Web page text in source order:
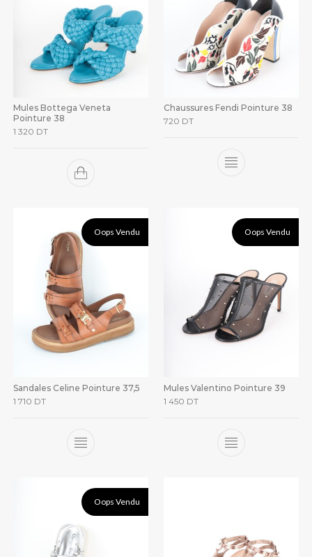
Mules Bottega Veneta
Pointure 38
1 320 DT
Chaussures Fendi Pointure 38
720 DT
Oops Vendu
Sandales Celine Pointure 37,5
1 710 DT
Oops Vendu
Mules Valentino Pointure 39
1 450 DT
Oops Vendu